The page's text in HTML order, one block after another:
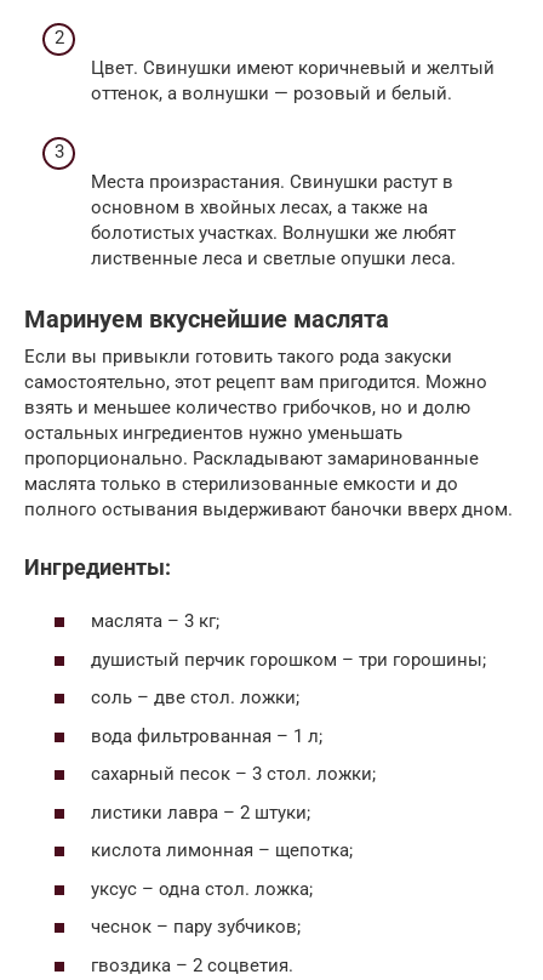
Цвет. Свинушки имеют коричневый и желтый
оттенок, а волнушки — розовый и белый.
Места произрастания. Свинушки растут в
основном в хвойных лесах, а также на
болотистых участках. Волнушки же любят
лиственные леса и светлые опушки леса.
Маринуем вкуснейшие маслята
Если вы привыкли готовить такого рода закуски
самостоятельно, этот рецепт вам пригодится. Можно
взять и меньшее количество грибочков, но и долю
остальных ингредиентов нужно уменьшать
пропорционально. Раскладывают замаринованные
маслята только в стерилизованные емкости и до
полного остывания выдерживают баночки вверх дном.
Ингредиенты:
маслята – 3 кг;
душистый перчик горошком – три горошины;
соль – две стол. ложки;
вода фильтрованная – 1 л;
сахарный песок – 3 стол. ложки;
листики лавра – 2 штуки;
кислота лимонная – щепотка;
уксус – одна стол. ложка;
чеснок – пару зубчиков;
гвоздика – 2 соцветия.